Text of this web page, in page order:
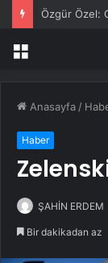
Özgür Özel:
Menü
Anasayfa /
Haber
ŞAHİN ERDEM
Bir dakikadan az